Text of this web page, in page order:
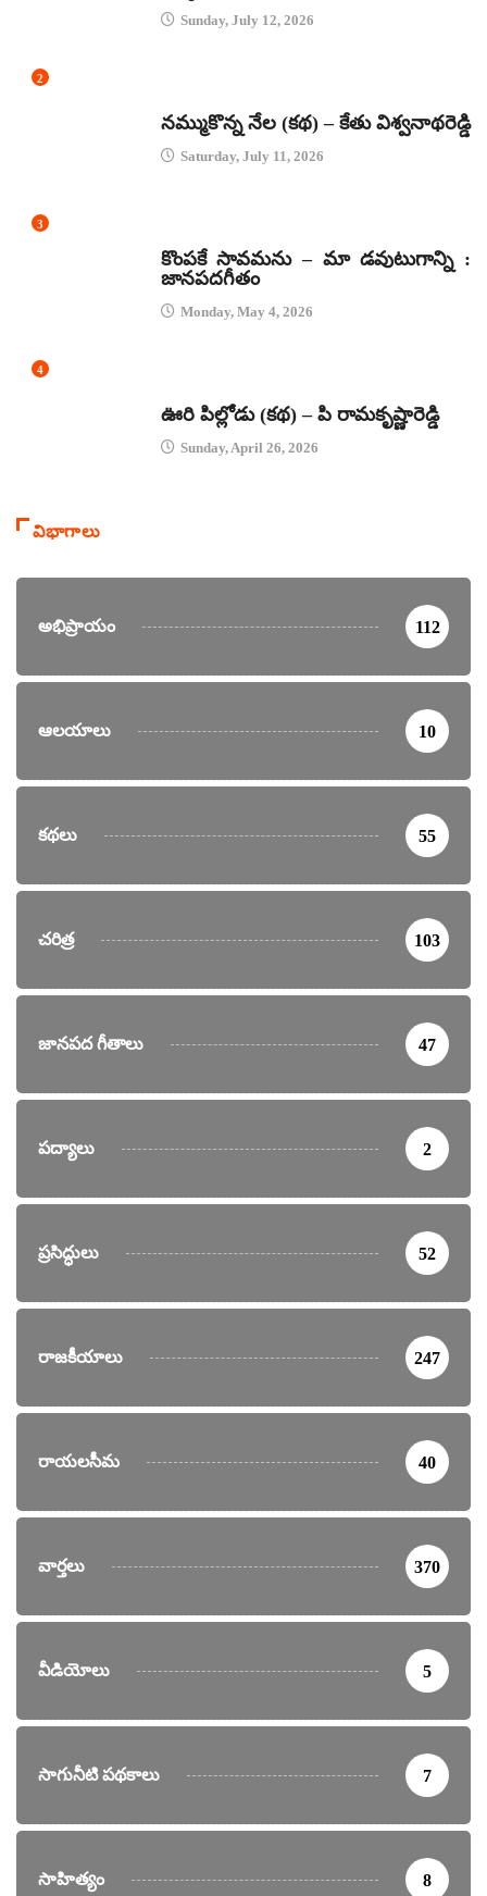
Sunday, July 12, 2026
2
నమ్ముకొన్న నేల (కథ) – కేతు విశ్వనాథరెడ్డి
Saturday, July 11, 2026
3
కొంపకే సావమను – మా డవుటుగాన్ని :
జానపదగీతం
Monday, May 4, 2026
4
ఊరి పిల్లోడు (కథ) – పి రామకృష్ణారెడ్డి
Sunday, April 26, 2026
విభాగాలు
అభిప్రాయం 112
ఆలయాలు 10
కథలు 55
చరిత్ర 103
జానపద గీతాలు 47
పద్యాలు 2
ప్రసిద్ధులు 52
రాజకీయాలు 247
రాయలసీమ 40
వార్తలు 370
వీడియోలు 5
సాగునీటి పథకాలు 7
సాహిత్యం 8